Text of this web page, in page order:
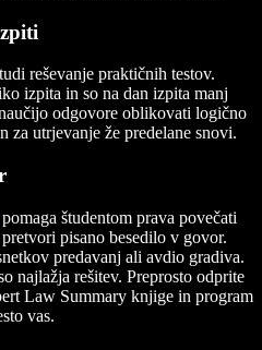
reševanje praktičnih testov.
izpita in so na dan izpita manj
odgovore oblikovati logično
za utrjevanje že predelane snovi.
študentom prava povečati
pisano besedilo v govor.
predavanj ali avdio gradiva.
najlažja rešitev. Preprosto odprite
Law Summary knjige in program
vas.